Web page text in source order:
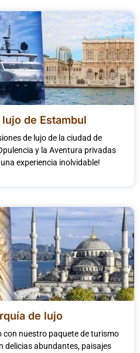
de Estambul
de lujo de la ciudad de
y la Aventura privadas
experiencia inolvidable!
de lujo
con nuestro paquete de turismo
delicias abundantes, paisajes